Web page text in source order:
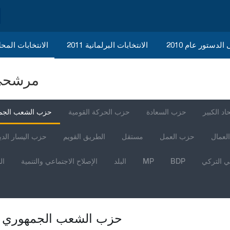
الانتخابات المحلية الانتخابات البرلمانية 2011 عام 2010
مرشحي
حزب الشعب حزب الحركة القومية حزب السعادة الكبير
حزب اليسار الطريق القويم مستقل حزب العمل العمال
الإصلاح الاجتماعي والتنمية البلد MP BDP التركي
حزب الشعب الجمهوري